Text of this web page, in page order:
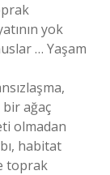
yok
… Yaşam
ağaç
olmadan
habitat
toprak